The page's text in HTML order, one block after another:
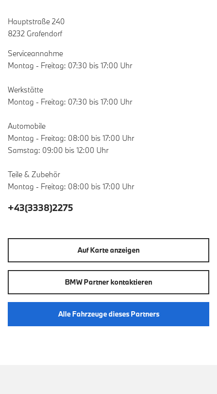
Hauptstraße 240
8232 Grafendorf
Serviceannahme
Montag - Freitag: 07:30 bis 17:00 Uhr
Werkstätte
Montag - Freitag: 07:30 bis 17:00 Uhr
Automobile
Montag - Freitag: 08:00 bis 17:00 Uhr
Samstag: 09:00 bis 12:00 Uhr
Teile & Zubehör
Montag - Freitag: 08:00 bis 17:00 Uhr
+43(3338)2275
Auf Karte anzeigen
BMW Partner kontaktieren
Alle Fahrzeuge dieses Partners